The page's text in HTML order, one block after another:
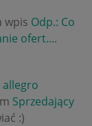
wpis Odp.: Co
ofert....
allegro
Sprzedający
:)